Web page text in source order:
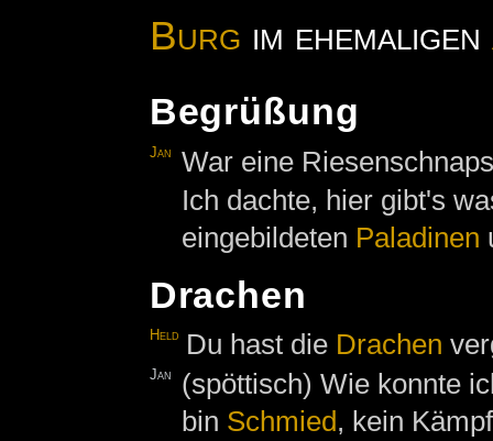
Burg im ehemaligen
Begrüßung
Jan
War eine
Ich dachte, hier gibt's
eingebildeten Paladinen
Drachen
Held Du hast die Drachen
Jan
(spöttisch) Wie konnte
bin Schmied, kein